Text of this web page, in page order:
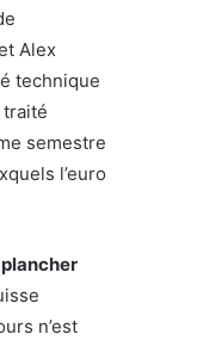
Alex
technique
traité
semestre
l’euro
n’est